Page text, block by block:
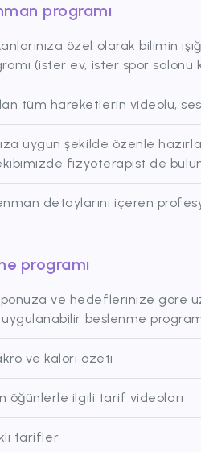
programı
özel olarak bilimin
(ister ev, ister spor salonu
tüm hareketlerin videolu,
uygun şekilde özenle
fizyoterapist de
detaylarını içeren
programı
ve hedeflerinize göre
beslenme
ve kalori özeti
öğünlerle ilgili tarif videoları
tarifler